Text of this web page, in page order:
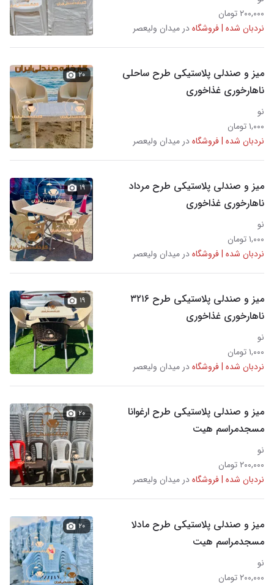
۲۰۰,۰۰۰ تومان
نردبان شده | فروشگاهدر میدان ولیعصر
میز و صندلی پلاستیکی طرح ساحلی
ناهارخوری غذاخوری
نو
۱,۰۰۰ تومان
نردبان شده | فروشگاهدر میدان ولیعصر
۲۰
میز و صندلی پلاستیکی طرح مرداد
ناهارخوری غذاخوری
نو
۱,۰۰۰ تومان
نردبان شده | فروشگاهدر میدان ولیعصر
۱۹
میز و صندلی پلاستیکی طرح ۳۲۱۶
ناهارخوری غذاخوری
نو
۱,۰۰۰ تومان
نردبان شده | فروشگاهدر میدان ولیعصر
۱۹
میز و صندلی پلاستیکی طرح ارغوانا
مسجدمراسم هیت
نو
۲۰۰,۰۰۰ تومان
نردبان شده | فروشگاهدر میدان ولیعصر
۲۰
میز و صندلی پلاستیکی طرح مادلا
مسجدمراسم هیت
نو
۲۰۰,۰۰۰ تومان
۲۰